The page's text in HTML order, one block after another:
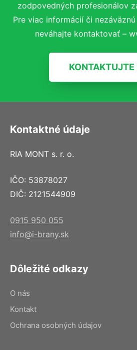
zodpovedných profesionálov
Pre viac informácií či
neváhajte kontaktovať –
KONTAKTUJTE
Kontaktné údaje
RIA MONT s. r. o.
IČO: 53878027
DIČ: 2121544909
0915 950 055
info@i-brany.sk
Dôležité odkazy
O nás
Kontakt
Ochrana osobných údajov